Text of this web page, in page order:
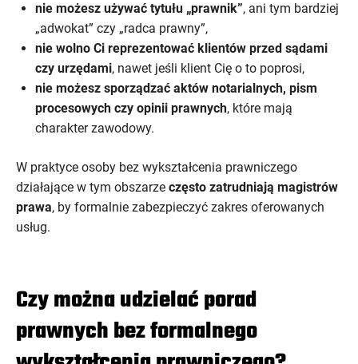
nie możesz używać tytułu „prawnik”, ani tym bardziej
„adwokat” czy „radca prawny”,
nie wolno Ci reprezentować klientów przed sądami
czy urzędami, nawet jeśli klient Cię o to poprosi,
nie możesz sporządzać aktów notarialnych, pism
procesowych czy opinii prawnych, które mają
charakter zawodowy.
W praktyce osoby bez wykształcenia prawniczego
działające w tym obszarze często zatrudniają magistrów
prawa, by formalnie zabezpieczyć zakres oferowanych
usług.
Czy można udzielać porad
prawnych bez formalnego